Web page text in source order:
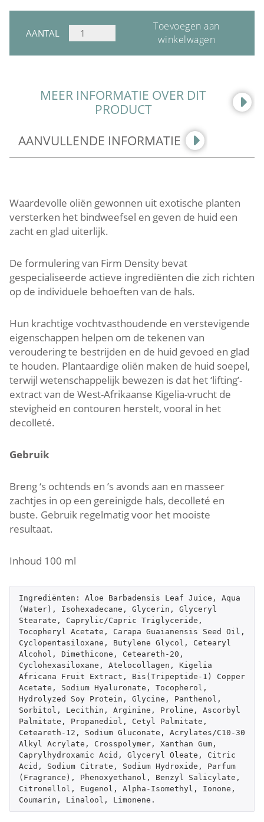
AANTAL
QMS
FIRM
DENSITY
DECOLLETÉ
CREAM
Toevoegen aan
winkelwagen
MEER INFORMATIE OVER DIT
PRODUCT
AANVULLENDE INFORMATIE
Waardevolle oliën gewonnen uit exotische planten
versterken het bindweefsel en geven de huid een
zacht en glad uiterlijk.
De formulering van Firm Density bevat
gespecialiseerde actieve ingrediënten die zich richten
op de individuele behoeften van de hals.
Hun krachtige vochtvasthoudende en verstevigende
eigenschappen helpen om de tekenen van
veroudering te bestrijden en de huid gevoed en glad
te houden. Plantaardige oliën maken de huid soepel,
terwijl wetenschappelijk bewezen is dat het ‘lifting’-
extract van de West-Afrikaanse Kigelia-vrucht de
stevigheid en contouren herstelt, vooral in het
decolleté.
Gebruik
Breng ‘s ochtends en ’s avonds aan en masseer
zachtjes in op een gereinigde hals, decolleté en
buste. Gebruik regelmatig voor het mooiste
resultaat.
Inhoud 100 ml
Ingrediënten: Aloe Barbadensis Leaf Juice, Aqua
(Water), Isohexadecane, Glycerin, Glyceryl
Stearate, Caprylic/Capric Triglyceride,
Tocopheryl Acetate, Carapa Guaianensis Seed Oil,
Cyclopentasiloxane, Butylene Glycol, Cetearyl
Alcohol, Dimethicone, Ceteareth-20,
Cyclohexasiloxane, Atelocollagen, Kigelia
Africana Fruit Extract, Bis(Tripeptide-1) Copper
Acetate, Sodium Hyaluronate, Tocopherol,
Hydrolyzed Soy Protein, Glycine, Panthenol,
Sorbitol, Lecithin, Arginine, Proline, Ascorbyl
Palmitate, Propanediol, Cetyl Palmitate,
Ceteareth-12, Sodium Gluconate, Acrylates/C10-30
Alkyl Acrylate, Crosspolymer, Xanthan Gum,
Caprylhydroxamic Acid, Glyceryl Oleate, Citric
Acid, Sodium Citrate, Sodium Hydroxide, Parfum
(Fragrance), Phenoxyethanol, Benzyl Salicylate,
Citronellol, Eugenol, Alpha-Isomethyl, Ionone,
Coumarin, Linalool, Limonene.